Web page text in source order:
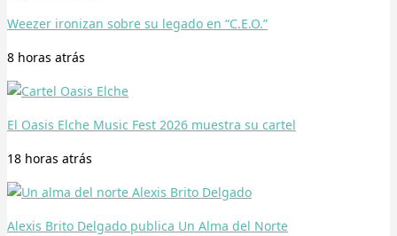
Weezer ironizan sobre su legado en “C.E.O.”
8 horas atrás
El Oasis Elche Music Fest 2026 muestra su cartel
18 horas atrás
Alexis Brito Delgado publica Un Alma del Norte